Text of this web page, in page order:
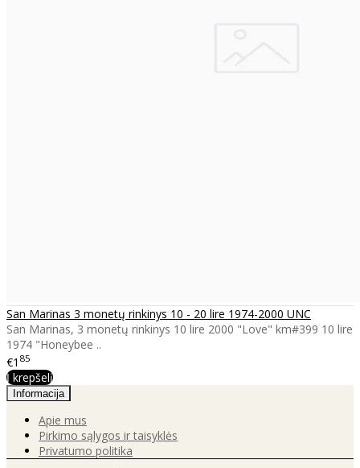
San Marinas 3 monetų rinkinys 10 - 20 lire 1974-2000 UNC
San Marinas, 3 monetų rinkinys 10 lire 2000 "Love" km#399 10 lire
1974 "Honeybee ..
€1 85
Į krepšelį
Informacija
Apie mus
Pirkimo sąlygos ir taisyklės
Privatumo politika